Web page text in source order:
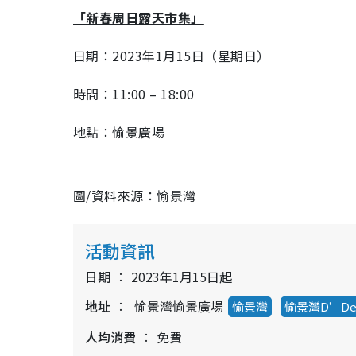
「新春周日露天市集」
日期： 2023年1月15日（星期日）
時間： 11:00 – 18:00
地點：愉景廣場
圖/資料來源：愉景灣
活動資訊
日期
2023年1月15日起
地址
愉景灣愉景廣場 愉景灣 愉景灣
人均消費 免費